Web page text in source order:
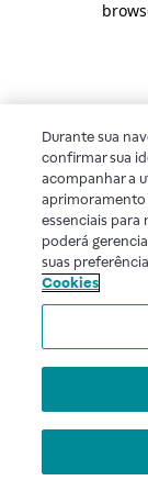
Durante sua
confirmar sua
acompanhar a
aprimoramento
essenciais para
poderá
suas
Cookies